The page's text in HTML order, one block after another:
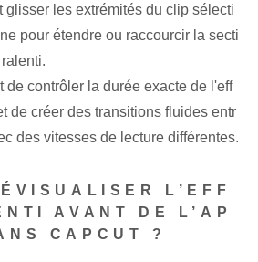
glisser les extrémités du clip sélecti
pour étendre ou raccourcir la secti
de contrôler la durée exacte de l'eff
de créer des transitions fluides entr
des vitesses de lecture différentes.
L’EFF
AVANT DE L’AP
CAPCUT ?